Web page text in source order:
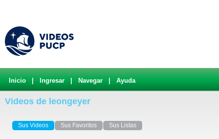
Inicio Ingresar Navegar Ayuda
Videos de leongeyer
Sus Videos Sus Favoritos Sus Listas